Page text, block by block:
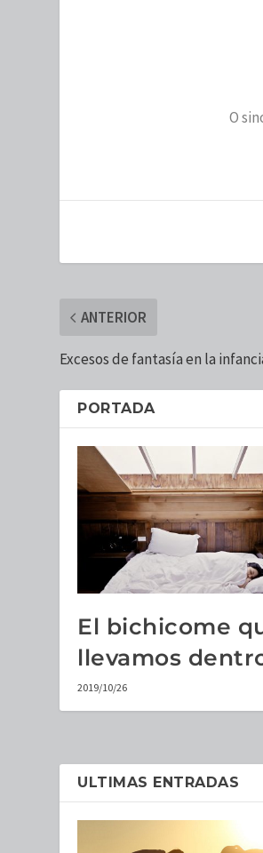
O
ANTERIOR
Excesos de fantasía en la
PORTADA
El bichicome
llevamos
2019/10/26
ULTIMAS ENTRADAS